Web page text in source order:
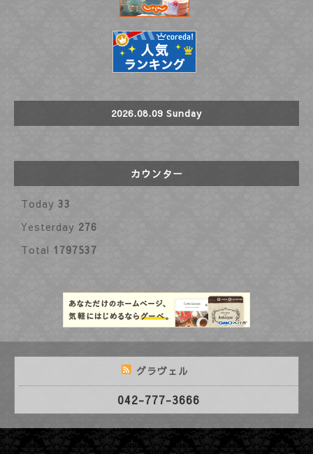
2026.08.09 Sunday
カウンター
Today 33
Yesterday 276
Total 1797537
グラヴェル
042-777-3666